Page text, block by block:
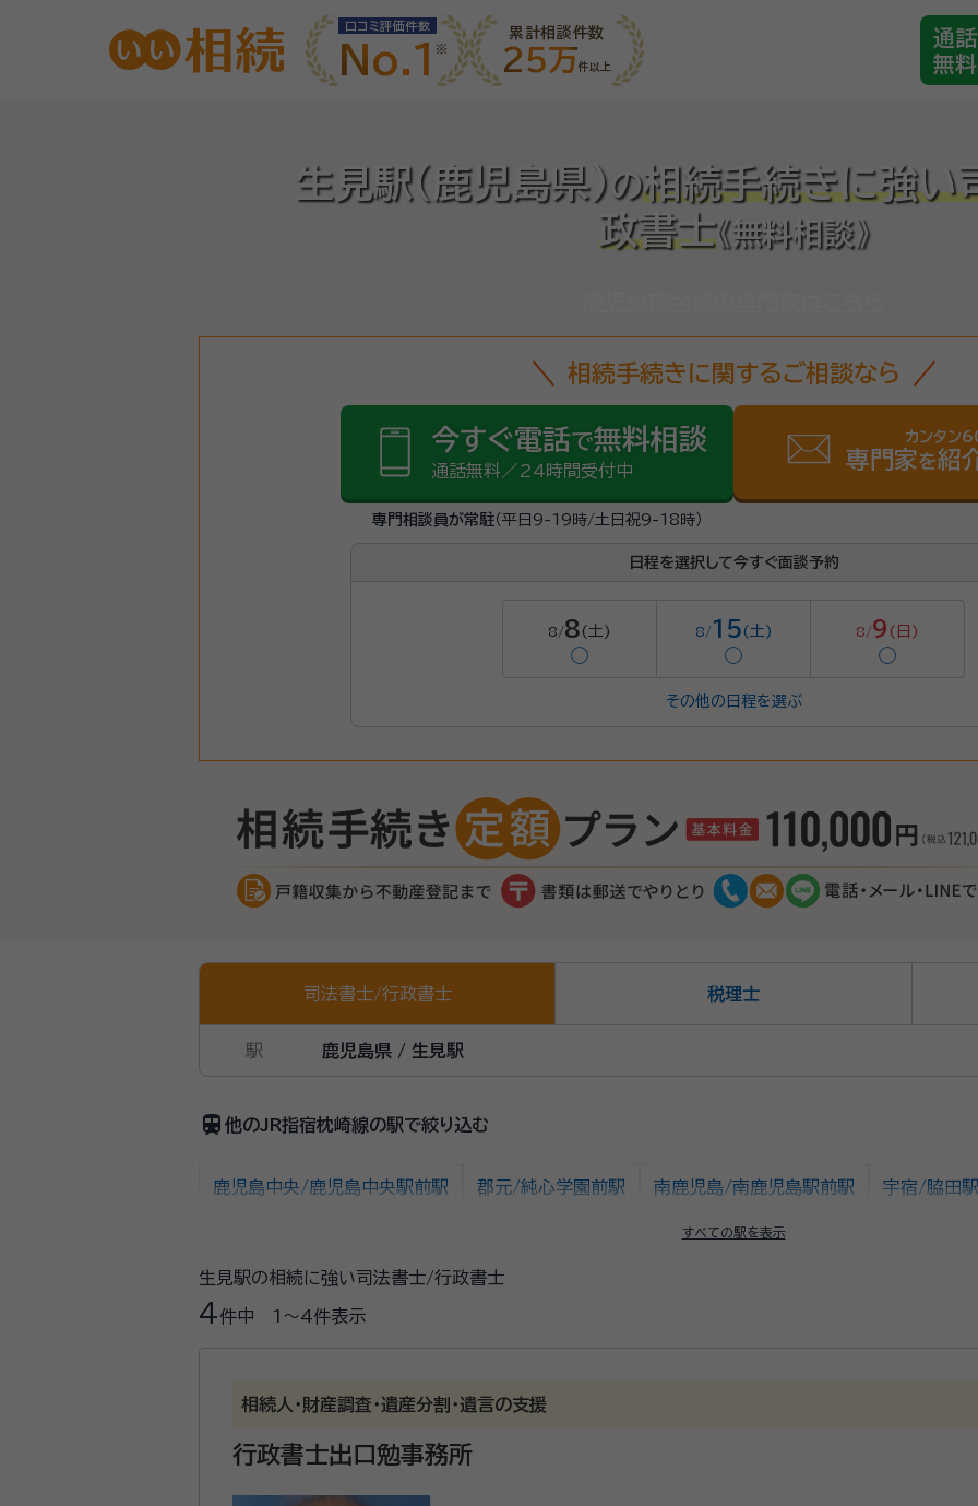
口コミ評価件数
No.1
累計相談件数
25万件以上
通話
無料
生見駅(鹿児島県) の相続手続きに強い
政書士《無料相談》
相続手続きに関するご相談なら
今すぐ電話で無料相談
通話無料／24時間受付中
専門相談員が常駐（平日9-19時/土日祝9-18時）
カンタン
専門家を紹
日程を選択して今すぐ面談予約
8/8 (土)
◯
8/15(土)
◯
8/9 (日)
◯
その他の日程を選ぶ
司法書士/行政書士 税理士
駅 鹿児島県 / 生見駅
train 他のJR指宿枕崎線の駅で絞り込む
すべての駅を表示
鹿児島中央/鹿児島中央駅前駅 郡元/純心学園前駅 南鹿児島/南鹿児島駅前駅 宇宿/脇田駅
喜入駅 前之浜駅
指宿駅 山川駅 大山駅 西大山駅
水成川駅 頴娃大川駅
生見駅の相続に強い司法書士/行政書士
4件中 1〜4件表示
相続人・財産調査・遺産分割・遺言の支援
行政書士出口勉事務所